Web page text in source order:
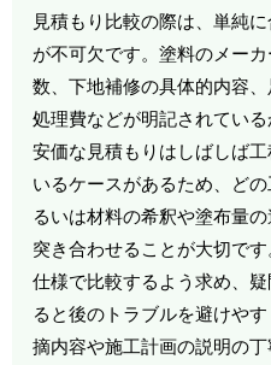
見積もり比較の際は、単純
が不可欠です。塗料のメー
数、下地補修の具体的内容
処理費などが明記されている
安価な見積もりはしばしば
いるケースがあるため、ど
るいは材料の希釈や塗布量
突き合わせることが大切で
仕様で比較するよう求め、
ると後のトラブルを避けや
摘内容や施工計画の説明の